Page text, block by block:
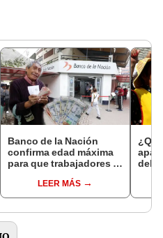
Banco de la Nación
confirma edad máxima
para que trabajadores y
un crédito hipotecario
este 2025
LEER MÁS
del
de